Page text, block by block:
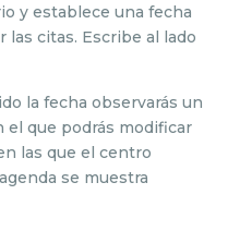
y establece una fecha
las citas. Escribe al lado
la fecha observarás un
el que podrás modificar
las que el centro
se muestra